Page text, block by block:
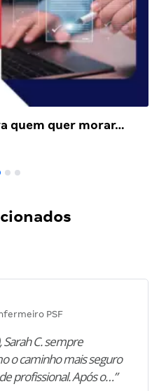
quem quer morar…
PSF
Sarah C. sempre
o caminho mais seguro
profissional. Após o…”